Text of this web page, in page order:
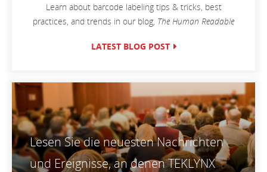
Learn about barcode labeling tips & tricks, best
practices, and trends in our blog, The Human Readable
LATEST BLOG POST
Lesen Sie die neuesten Nachrichten
und Ereignisse, an denen TEKLYNX